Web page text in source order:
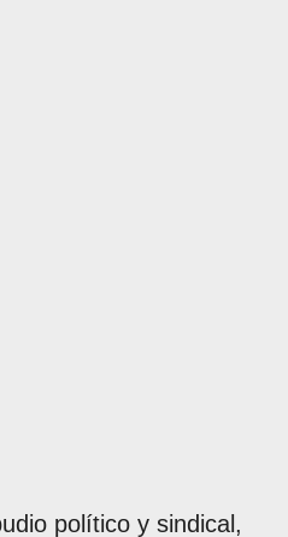
político y sindical,